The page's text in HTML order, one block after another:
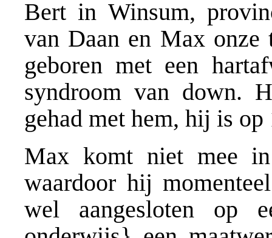
Bert in Winsum,
van Daan en Max onze
geboren met een
syndroom van down.
gehad met hem, hij is
Max komt niet mee in
waardoor hij
wel aangesloten op